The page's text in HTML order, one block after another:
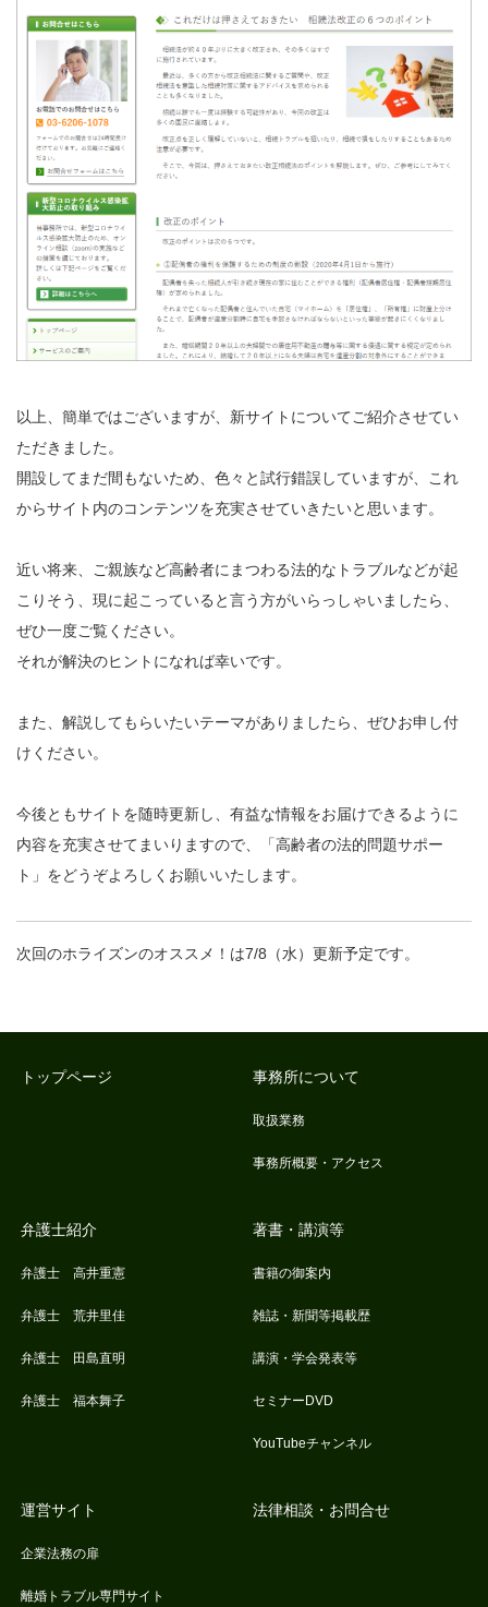
以上、簡単ではございますが、新サイトについてご紹介させてい
ただきました。
開設してまだ間もないため、色々と試行錯誤していますが、これ
からサイト内のコンテンツを充実させていきたいと思います。
近い将来、ご親族など高齢者にまつわる法的なトラブルなどが起
こりそう、現に起こっていると言う方がいらっしゃいましたら、
ぜひ一度ご覧ください。
それが解決のヒントになれば幸いです。
また、解説してもらいたいテーマがありましたら、ぜひお申し付
けください。
今後ともサイトを随時更新し、有益な情報をお届けできるように
内容を充実させてまいりますので、「高齢者の法的問題サポー
ト」をどうぞよろしくお願いいたします。
次回のホライズンのオススメ！は7/8（水）更新予定です。
トップページ 事務所について
取扱業務
事務所概要・アクセス
弁護士紹介
弁護士 高井重憲
弁護士 荒井里佳
弁護士 田島直明
弁護士 福本舞子
著書・講演等
書籍の御案内
雑誌・新聞等掲載歴
講演・学会発表等
セミナーDVD
YouTubeチャンネル
運営サイト
企業法務の扉
離婚トラブル専門サイト
法律相談・お問合せ